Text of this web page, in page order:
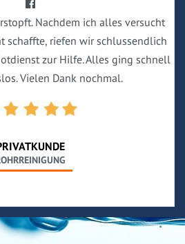
Nachdem ich alles versucht
schaffte, riefen wir schlussendlich
zur Hilfe. Alles ging schnell
Vielen Dank nochmal.